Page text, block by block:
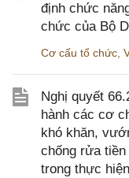
định chức
chức của Bộ
Cơ cấu tổ chức
Nghị quyết
hành các cơ
khó khăn,
chống rửa
trong thực